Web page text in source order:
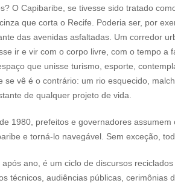
O Capibaribe, se tivesse sido tratado
que corta o Recife. Poderia ser, por
das avenidas asfaltadas. Um corredor
ir e vir com o corpo livre, com o tempo a
que unisse turismo, esporte,
se vê é o contrário: um rio esquecido,
de qualquer projeto de vida.
1980, prefeitos e governadores
e torná-lo navegável. Sem exceção,
ano, é um ciclo de discursos
técnicos, audiências públicas,